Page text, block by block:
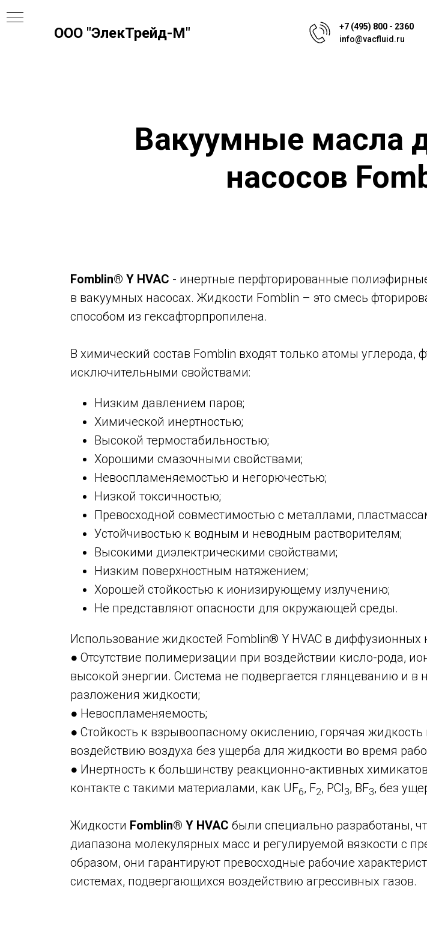
ООО "ЭлекТрейд-М"
+7 (495) 800 - 2360
info@vacfluid.ru
Вакуумные масла
насосов
Fomblin® Y HVAC - инертные перфторированные
в вакуумных насосах. Жидкости Fomblin – это смесь
способом из гексафторпропилена.
В химический состав Fomblin входят только атомы
исключительными свойствами:
Низким давлением паров;
Химической инертностью;
Высокой термостабильностью;
Хорошими смазочными свойствами;
Невоспламеняемостью и негорючестью;
Низкой токсичностью;
Превосходной совместимостью с металлами,
Устойчивостью к водным и неводным растворителям;
Высокими диэлектрическими свойствами;
Низким поверхностным натяжением;
Хорошей стойкостью к ионизирующему излучению;
Не представляют опасности для окружающей среды.
Использование жидкостей Fomblin® Y HVAC в диффузионных
● Отсутствие полимеризации при воздействии кисло-рода,
высокой энергии. Система не подвергается глянцеванию и в
разложения жидкости;
● Невоспламеняемость;
● Стойкость к взрывоопасному окислению, горячая
воздействию воздуха без ущерба для жидкости во время
● Инертность к большинству реакционно-активных
контакте с такими материалами, как UF6, F2, PCI3, BF3, без
Жидкости Fomblin® Y HVAC были специально разработаны,
диапазона молекулярных масс и регулируемой вязкости с
образом, они гарантируют превосходные рабочие
системах, подвергающихся воздействию агрессивных газов.